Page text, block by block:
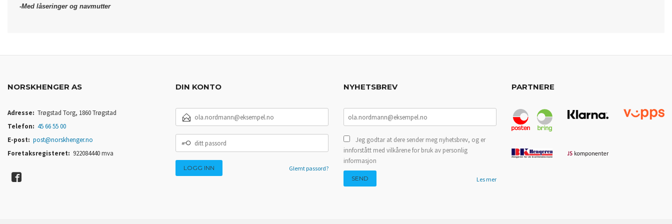
-Med låseringer og navmutter
NORSKHENGER AS
Adresse: Trøgstad Torg, 1860 Trøgstad
Telefon: 45 66 55 00
E-post: post@norskhenger.no
Foretaksregisteret: 922084440 mva
DIN KONTO
POSTADRESSE
PASSORD
Glemt passord?
NYHETSBREV
Jeg godtar at dere sender meg nyhetsbrev, og er
innforstått med vilkårene for bruk av personlig
informasjon
Les mer
PARTNERE